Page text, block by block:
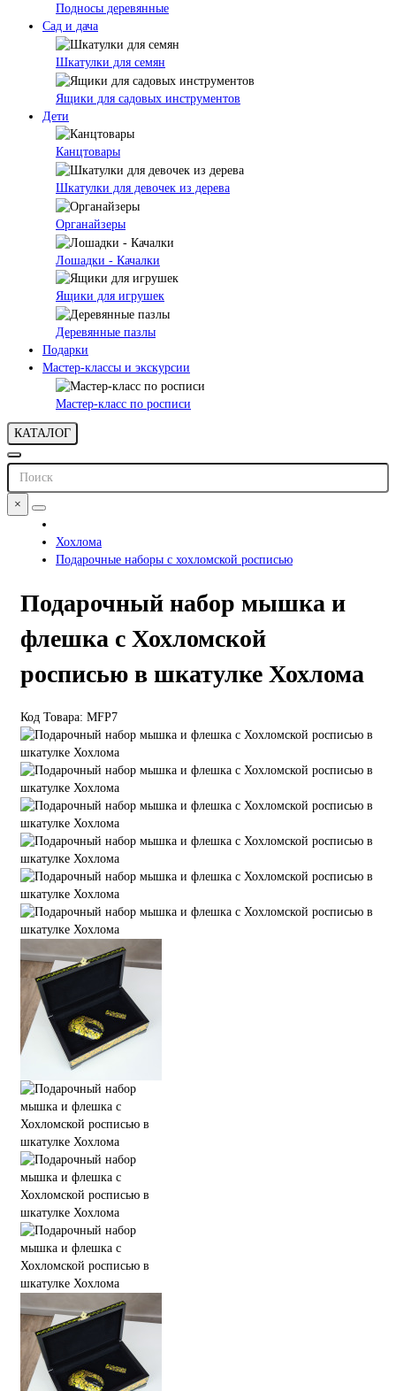
Подносы деревянные
Сад и дача
Шкатулки для семян
Ящики для садовых инструментов
Дети
Канцтовары
Шкатулки для девочек из дерева
Органайзеры
Лошадки - Качалки
Ящики для игрушек
Деревянные пазлы
Подарки
Мастер-классы и экскурсии
Мастер-класс по росписи
КАТАЛОГ
×
Хохлома
Подарочные наборы с хохломской росписью
Подарочный набор мышка и
флешка с Хохломской
росписью в шкатулке Хохлома
Код Товара: MFP7